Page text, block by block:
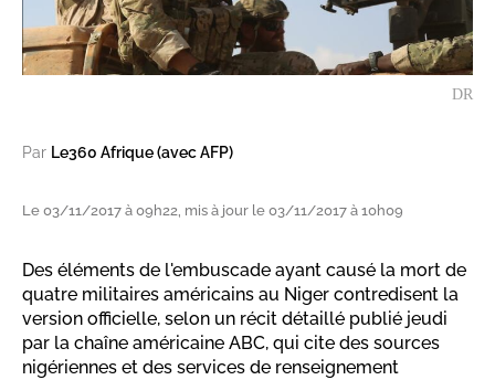
DR
Par Le360 Afrique (avec AFP)
Le 03/11/2017 à 09h22, mis à jour le 03/11/2017 à 10h09
Des éléments de l'embuscade ayant causé la mort de
quatre militaires américains au Niger contredisent la
version officielle, selon un récit détaillé publié jeudi
par la chaîne américaine ABC, qui cite des sources
nigériennes et des services de renseignement